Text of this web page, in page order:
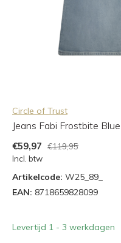
Circle of Trust
Jeans Fabi Frostbite Blue
€59,97
€119,95
Incl. btw
Artikelcode: W25_89_
EAN: 8718659828099
Levertijd 1 - 3 werkdagen